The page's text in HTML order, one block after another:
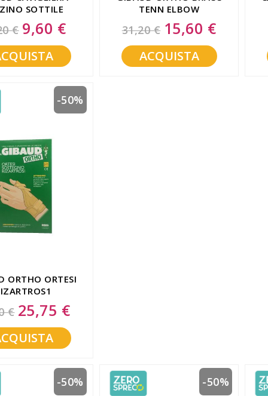
SOTTILE
MISURA 5
€ Special
Price
9,60 €
TENN ELBOW
31,20 € Special
Price
15,60 €
ACQUISTA
ORTHO ORTESI
€
-50%
Special
Price
25,75 €
-50% -50%